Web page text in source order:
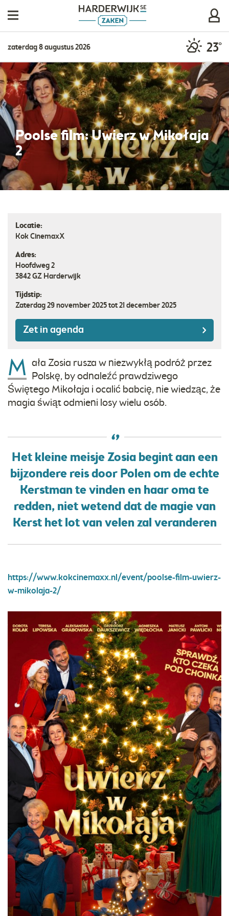
zaterdag 8 augustus 2026 23°
Poolse film: Uwierz w Mikołaja
2
Locatie:
Kok CinemaxX
Adres:
Hoofdweg 2
3842 GZ Harderwijk
Tijdstip:
Zaterdag 29 november 2025 tot 21 december 2025
Zet in agenda
M ała Zosia rusza w niezwykłą podróż przez
Polskę, by odnaleźć prawdziwego
Świętego Mikołaja i ocalić babcię, nie wiedząc, że
magia świąt odmieni losy wielu osób.
Het kleine meisje Zosia begint aan een
bijzondere reis door Polen om de echte
Kerstman te vinden en haar oma te
redden, niet wetend dat de magie van
Kerst het lot van velen zal veranderen
https://www.kokcinemaxx.nl/event/poolse-film-uwierz-
w-mikolaja-2/